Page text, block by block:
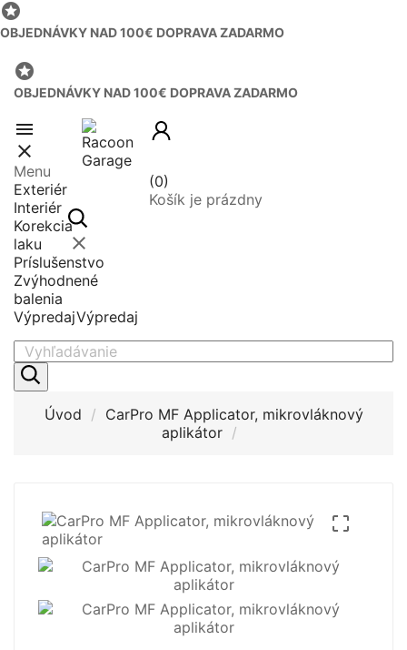

OBJEDNÁVKY NAD 100€ DOPRAVA ZADARMO

OBJEDNÁVKY NAD 100€ DOPRAVA ZADARMO


Menu
Exteriér
Interiér
Korekcia
laku
Príslušenstvo
Zvýhodnené
balenia
VýpredajVýpredaj
(0)
Košík je prázdny

Úvod
CarPro MF Applicator, mikrovláknový
aplikátor
